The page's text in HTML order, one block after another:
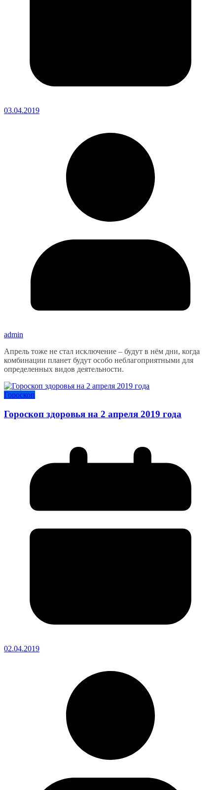
03.04.2019
admin
Апрель тоже не стал исключение – будут в нём дни, когда
комбинации планет будут особо неблагоприятными для
определенных видов деятельности.
Гороскоп
Гороскоп здоровья на 2 апреля 2019 года
02.04.2019